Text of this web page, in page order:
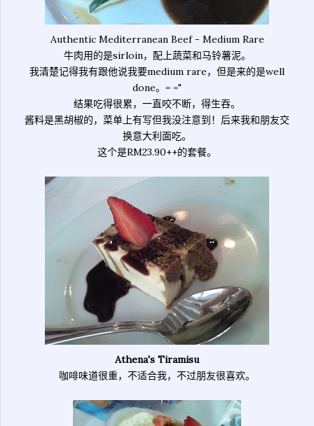
Authentic Mediterranean Beef - Medium Rare
牛肉用的是sirloin，配上蔬菜和马铃薯泥。
我清楚记得我有跟他说我要medium rare，但是来的是well
done。= ="
结果吃得很累，一直咬不断，得生吞。
酱料是黑胡椒的，菜单上有写但我没注意到！后来我和朋友交
换意大利面吃。
这个是RM23.90++的套餐。
Athena's Tiramisu
咖啡味道很重，不适合我，不过朋友很喜欢。